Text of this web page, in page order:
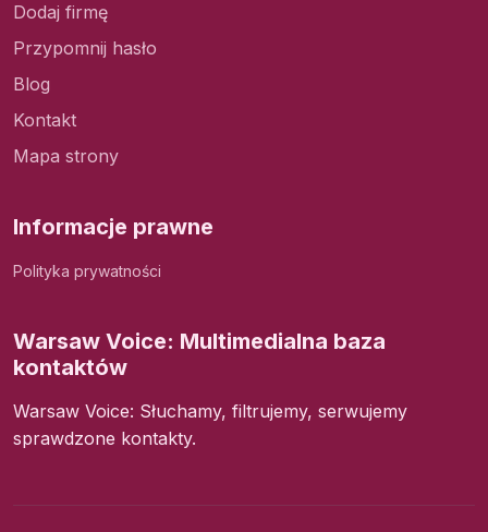
Dodaj firmę
Przypomnij hasło
Blog
Kontakt
Mapa strony
Informacje prawne
Polityka prywatności
Warsaw Voice: Multimedialna baza
kontaktów
Warsaw Voice: Słuchamy, filtrujemy, serwujemy
sprawdzone kontakty.